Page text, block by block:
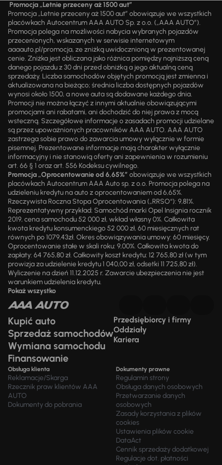
Promocja „Letnie przeceny aż 1500 aut”
Promocja „Letnie przeceny aż 1500 aut” obowiązuje we wszystkich
placówkach Autocentrum AAA AUTO Sp. z o.o. („AAA AUTO”).
Promocja polega na możliwości nabycia wybranych pojazdów
przecenionych, wskazanych w serwisie internetowym
aaaauto.pl/promocja, ze zniżką uwidocznioną w prezentowanej
cenie. Zniżka jest obliczana jako różnica pomiędzy najniższą ceną
danego pojazdu z 30 dni przed obniżką a jego aktualną ceną
sprzedaży. Liczba samochodów objętych promocją jest zmienna i
aktualizowana na bieżąco; średnia liczba dostępnych pojazdów
wynosi około 1500, a nowe auta są dodawane każdego dnia.
Promocji nie można łączyć z innymi aktualnie obowiązującymi
promocjami ani rabatami, ani dochodzić do niej prawa z mocą
wsteczną. Szczegółowe informacje o zasadach promocji udzielane
są przez upoważnionych pracowników AAA AUTO. AAA AUTO
zastrzega sobie prawo do zawarcia umowy wyłącznie w formie
pisemnej. Prezentowane informacje mają charakter wyłącznie
informacyjny i nie stanowią oferty ani zapewnienia w rozumieniu
art. 66 § 1 oraz art. 556 Kodeksu cywilnego.
Promocja „Oprocentowanie od 6,65%” obowiązuje we wszystkich
placówkach Autocentrum AAA Auto sp. z o.o. Promocja polega na
udzieleniu kredytu na auto z oprocentowaniem od 6,65%.
Rzeczywista Roczna Stopa Oprocentowania („RRSO“): 9,81%.
Reprezentatywny przykład: Samochód marki Opel Insignia rocznik
2019, cena samochodu 52 000 zł, wkład własny 0%. Całkowita
kwota kredytu konsumenckiego 52 000 zł, 60 miesięcznych rat
równych po 1079,43zł. Okres obowiązywania umowy: 60 miesięcy.
Oprocentowanie stałe w skali roku: 9,00%. Całkowita kwota do
zapłaty: 64 765,80 zł. Całkowity koszt kredytu: 12 765,80 zł (w tym
prowizja za udzielenie kredytu 1 040,00 zł, odsetki 11 725,80 zł).
Wyliczenie na dzień 11.12.2025 r. Zawarcie ubezpieczenia nie jest
warunkiem udzielenia kredytu.
Pokaż wszystko
Kupić auto
Sprzedaż samochodów
Wymiana samochodu
Finansowanie
Przedsiębiorcy i firmy
Oddziały
Kariera
Obsługa klienta
Reklamacje/Skarga
Rzecznik praw klientów AAA
AUTO
Dokumenty do pobrania
Dokumenty prawne
Regulamin strony
Obsługa danych osobowych
Przetwarzanie danych
osobowych
Zasady korzystania z plików
cookies
Ustawienia plików cookie
DataAct
Cennik sprzedaży dodatkowej
Regulacje dot. płatności